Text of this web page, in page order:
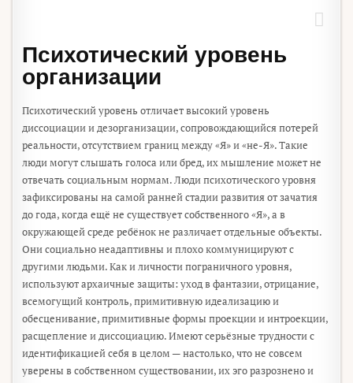
Психотический уровень
организации
Психотический уровень отличает высокий уровень
диссоциации и дезорганизации, сопровождающийся потерей
реальности, отсутствием границ между «Я» и «не-Я». Такие
люди могут слышать голоса или бред, их мышление может не
отвечать социальным нормам. Люди психотического уровня
зафиксированы на самой ранней стадии развития от зачатия
до года, когда ещё не существует собственного «Я», а в
окружающей среде ребёнок не различает отдельные объекты.
Они социально неадаптивны и плохо коммуницируют с
другими людьми. Как и личности пограничного уровня,
используют архаичные защиты: уход в фантазии, отрицание,
всемогущий контроль, примитивную идеализацию и
обесценивание, примитивные формы проекции и интроекции,
расщепление и диссоциацию. Имеют серьёзные трудности с
идентификацией себя в целом — настолько, что не совсем
уверены в собственном существовании, их эго разрознено и